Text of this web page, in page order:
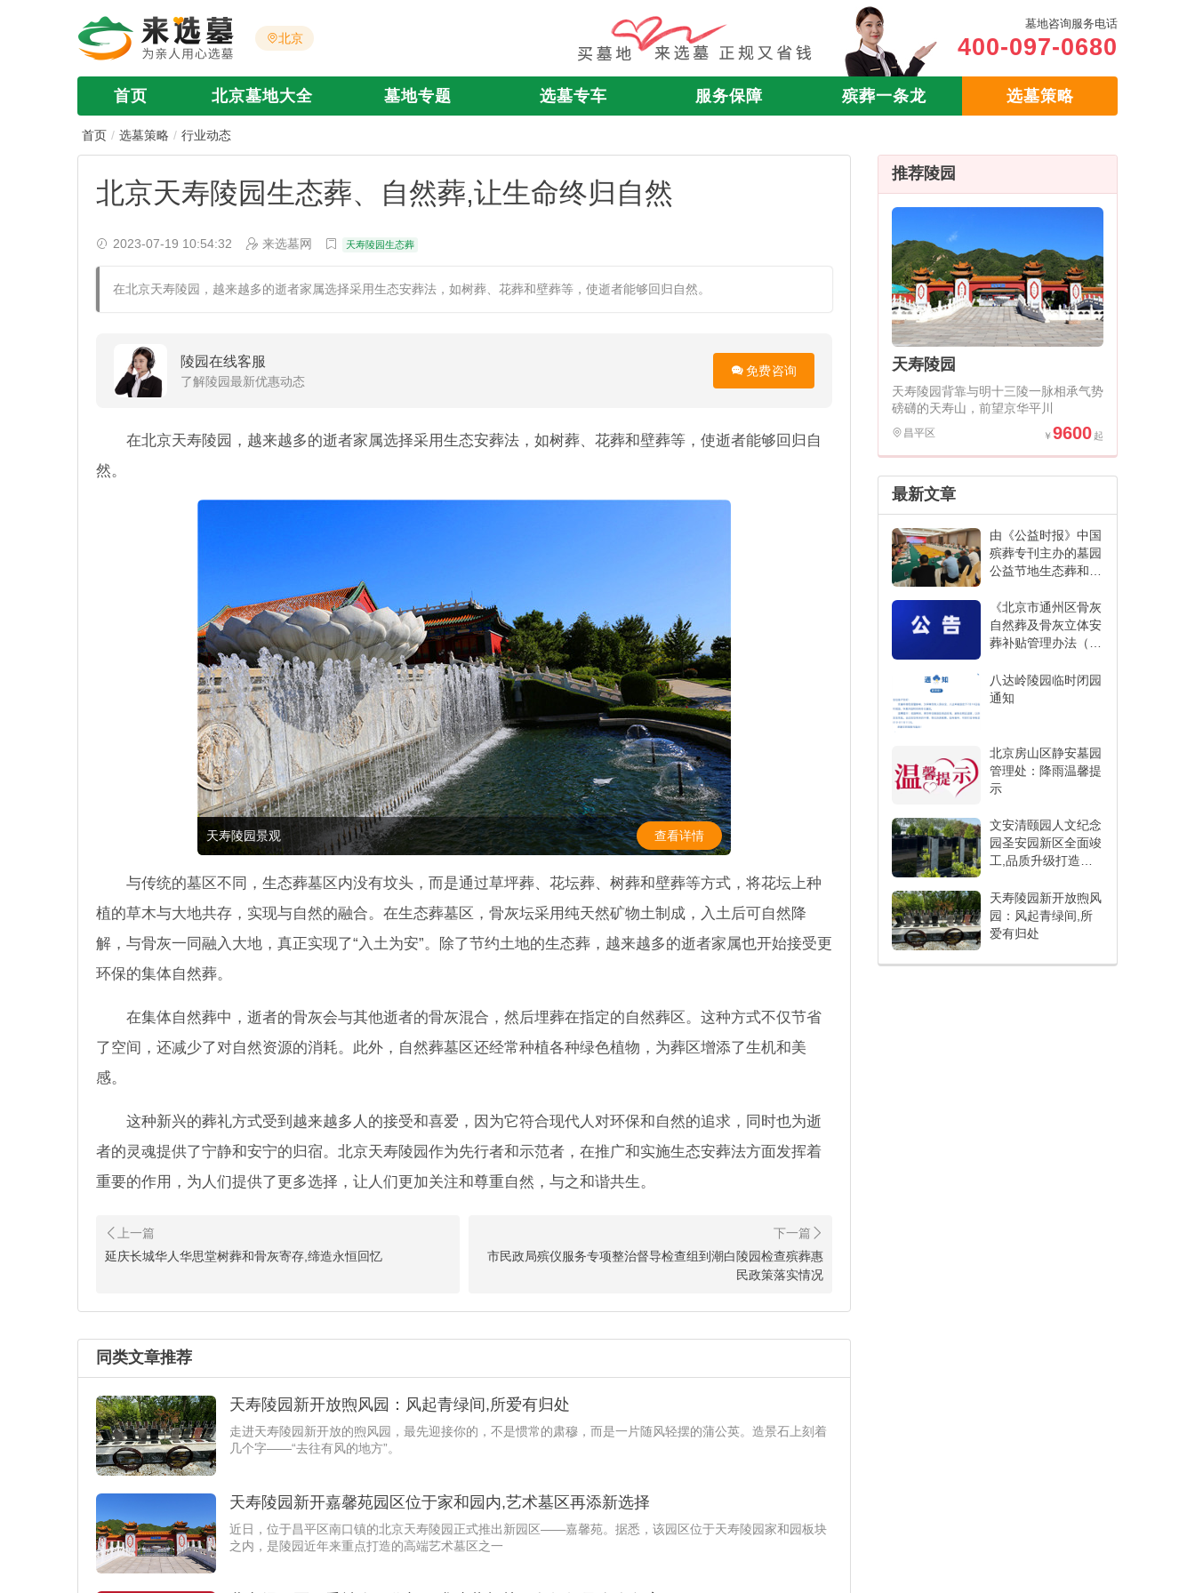
北京
墓地咨询服务电话
400-097-0680
首页 北京墓地大全 墓地专题 选墓专车 服务保障 殡葬一条龙 选墓策略
首页 选墓策略 行业动态
北京天寿陵园生态葬、自然葬,让生命终归自然
2023-07-19 10:54:32 来选墓网 天寿陵园生态葬
在北京天寿陵园，越来越多的逝者家属选择采用生态安葬法，如树葬、花葬和壁葬等，使逝者能够回归自然。
陵园在线客服
了解陵园最新优惠动态
免费咨询
在北京天寿陵园，越来越多的逝者家属选择采用生态安葬法，如树葬、花葬和壁葬等，使逝者能够回归自
然。
天寿陵园景观 查看详情
与传统的墓区不同，生态葬墓区内没有坟头，而是通过草坪葬、花坛葬、树葬和壁葬等方式，将花坛上种
植的草木与大地共存，实现与自然的融合。在生态葬墓区，骨灰坛采用纯天然矿物土制成，入土后可自然降
解，与骨灰一同融入大地，真正实现了“入土为安”。除了节约土地的生态葬，越来越多的逝者家属也开始接受更
环保的集体自然葬。
在集体自然葬中，逝者的骨灰会与其他逝者的骨灰混合，然后埋葬在指定的自然葬区。这种方式不仅节省
了空间，还减少了对自然资源的消耗。此外，自然葬墓区还经常种植各种绿色植物，为葬区增添了生机和美
感。
这种新兴的葬礼方式受到越来越多人的接受和喜爱，因为它符合现代人对环保和自然的追求，同时也为逝
者的灵魂提供了宁静和安宁的归宿。北京天寿陵园作为先行者和示范者，在推广和实施生态安葬法方面发挥着
重要的作用，为人们提供了更多选择，让人们更加关注和尊重自然，与之和谐共生。
延庆长城华人华思堂树葬和骨灰寄存,缔造永恒回忆
市民政局殡仪服务专项整治督导检查组到潮白陵园检查殡葬惠
民政策落实情况
同类文章推荐
天寿陵园新开放煦风园：风起青绿间,所爱有归处
​走进天寿陵园新开放的煦风园，最先迎接你的，不是惯常的肃穆，而是一片随风轻摆的蒲公英。造景石上刻着
几个字——“去往有风的地方”。
天寿陵园新开嘉馨苑园区位于家和园内,艺术墓区再添新选择
​近日，位于昌平区南口镇的北京天寿陵园正式推出新园区——嘉馨苑。据悉，该园区位于天寿陵园家和园板块
之内，是陵园近年来重点打造的高端艺术墓区之一
推荐陵园
天寿陵园
天寿陵园背靠与明十三陵一脉相承气势
磅礴的天寿山，前望京华平川
昌平区 9600
最新文章
由《公益时报》中国
殡葬专刊主办的墓园
公益节地生态葬和创
在江苏省宜兴市举办
《北京市通州区骨灰
自然葬及骨灰立体安
葬补贴管理办法（征
八达岭陵园临时闭园
通知
北京房山区静安墓园
管理处：降雨温馨提
示
文安清颐园人文纪念
园圣安园新区全面竣
工,品质升级打造人
天寿陵园新开放煦风
园：风起青绿间,所
爱有归处